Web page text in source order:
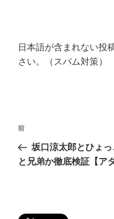
日本語が含まれない投
さい。（スパム対策）
投
ナ
過
去
の
前
坂口涼太郎とひょ
と兄弟か徹底検証【ア